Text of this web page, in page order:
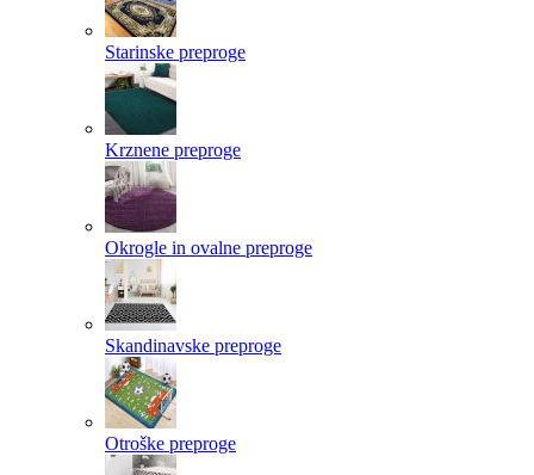
Starinske preproge
Krznene preproge
Okrogle in ovalne preproge
Skandinavske preproge
Otroške preproge